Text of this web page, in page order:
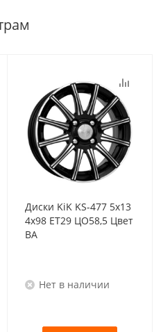
Диски KiK KS-477 5x13
4x98 ET29 ЦО58,5 Цвет
BA
Нет в наличии